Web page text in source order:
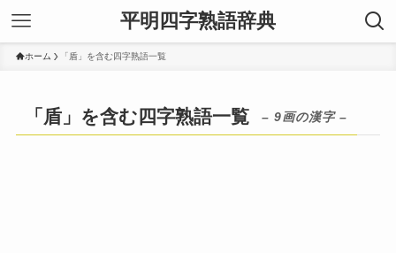
平明四字熟語辞典
ホーム 「盾」を含む四字熟語一覧
「盾」を含む四字熟語一覧 – 9画の漢字 –